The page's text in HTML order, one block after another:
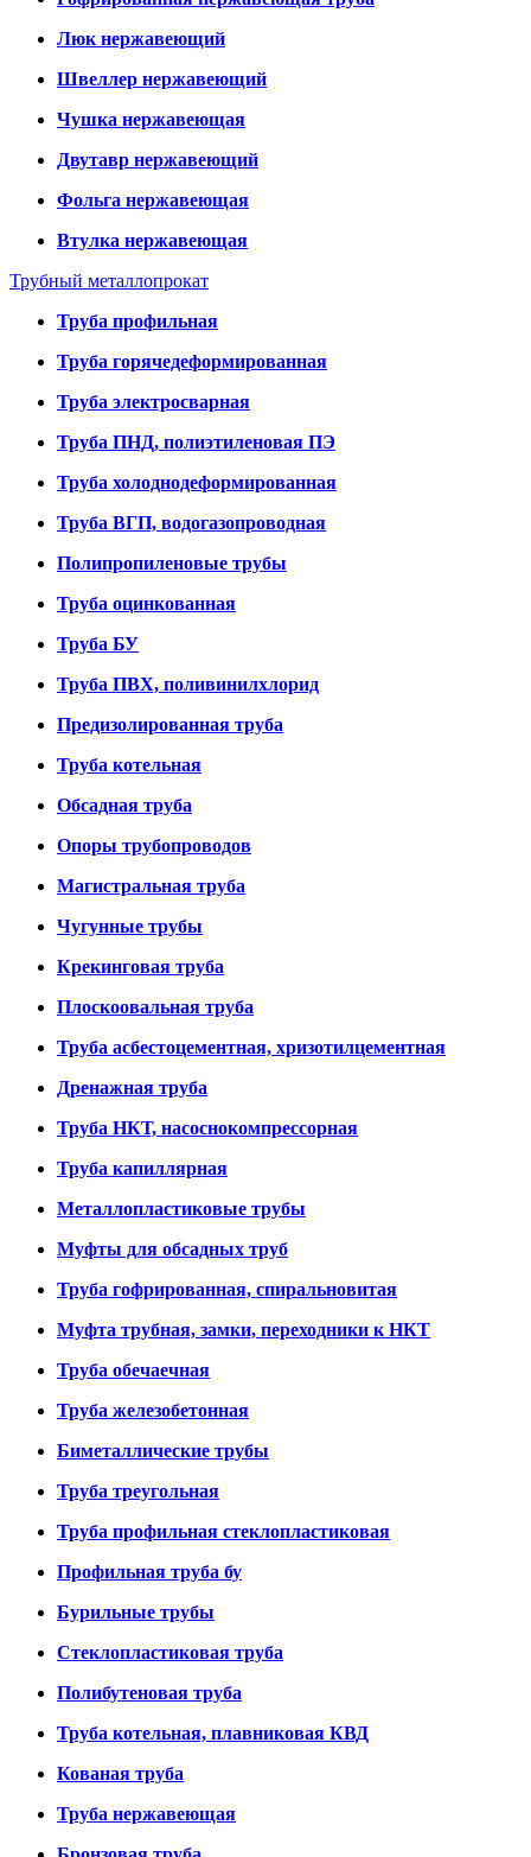
Люк нержавеющий
Швеллер нержавеющий
Чушка нержавеющая
Двутавр нержавеющий
Фольга нержавеющая
Втулка нержавеющая
Трубный металлопрокат
Труба профильная
Труба горячедеформированная
Труба электросварная
Труба ПНД, полиэтиленовая ПЭ
Труба холоднодеформированная
Труба ВГП, водогазопроводная
Полипропиленовые трубы
Труба оцинкованная
Труба БУ
Труба ПВХ, поливинилхлорид
Предизолированная труба
Труба котельная
Обсадная труба
Опоры трубопроводов
Магистральная труба
Чугунные трубы
Крекинговая труба
Плоскоовальная труба
Труба асбестоцементная, хризотилцементная
Дренажная труба
Труба НКТ, насоснокомпрессорная
Труба капиллярная
Металлопластиковые трубы
Муфты для обсадных труб
Труба гофрированная, спиральновитая
Муфта трубная, замки, переходники к НКТ
Труба обечаечная
Труба железобетонная
Биметаллические трубы
Труба треугольная
Труба профильная стеклопластиковая
Профильная труба бу
Бурильные трубы
Стеклопластиковая труба
Полибутеновая труба
Труба котельная, плавниковая КВД
Кованая труба
Труба нержавеющая